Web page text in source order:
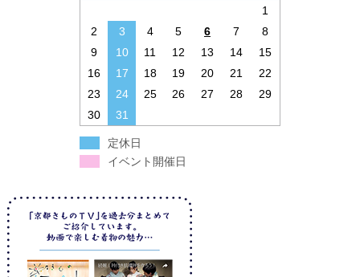
1
2
3 4 5 6 7
8
9
10 11 12 13 14
15
16
17 18 19 20 21
22
23
24 25 26 27 28
29
30
31
定休日
イベント開催日